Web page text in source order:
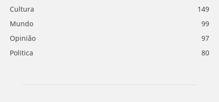
Cultura
149
Mundo
99
Opinião
97
Politica
80